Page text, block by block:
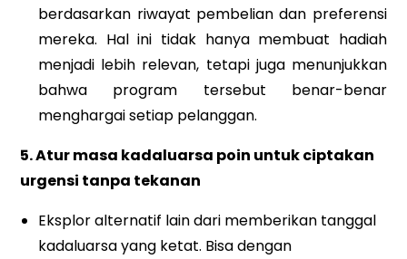
berdasarkan riwayat pembelian dan preferensi
mereka. Hal ini tidak hanya membuat hadiah
menjadi lebih relevan, tetapi juga menunjukkan
bahwa program tersebut benar-benar
menghargai setiap pelanggan.
5. Atur masa kadaluarsa poin untuk ciptakan
urgensi tanpa tekanan
Eksplor alternatif lain dari memberikan tanggal
kadaluarsa yang ketat. Bisa dengan